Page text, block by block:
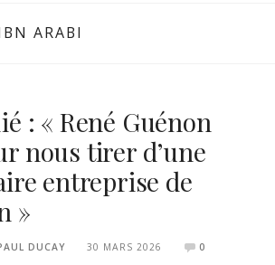
ARABI
: « René Guénon
nous tirer d’une
entreprise de
»
DUCAY 30 MARS 2026 0